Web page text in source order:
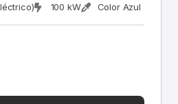
100 kW Color Azul